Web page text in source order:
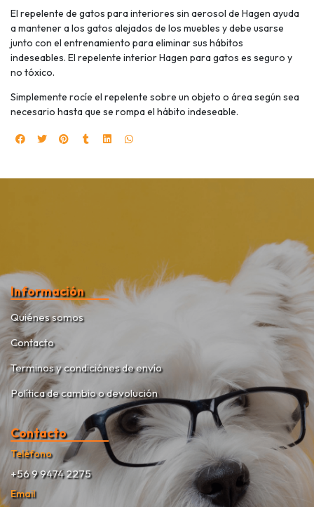
El repelente de gatos para interiores sin aerosol de Hagen ayuda
a mantener a los gatos alejados de los muebles y debe usarse
junto con el entrenamiento para eliminar sus hábitos
indeseables. El repelente interior Hagen para gatos es seguro y
no tóxico.
Simplemente rocíe el repelente sobre un objeto o área según sea
necesario hasta que se rompa el hábito indeseable.
Información
Quiénes somos
Contacto
Terminos y condiciónes de envío
Política de cambio o devolución
Contacto
Teléfono
+56 9 9474 2275
Email